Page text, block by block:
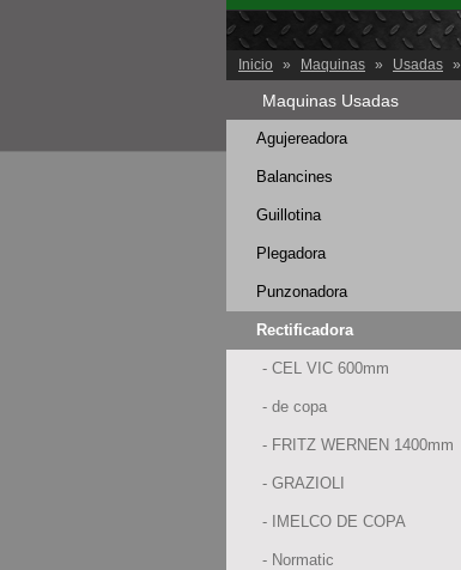
Inicio » Maquinas » Usadas »
Maquinas Usadas
Agujereadora
Balancines
Guillotina
Plegadora
Punzonadora
Rectificadora
- CEL VIC 600mm
- de copa
- FRITZ WERNEN 1400mm
- GRAZIOLI
- IMELCO DE COPA
- Normatic